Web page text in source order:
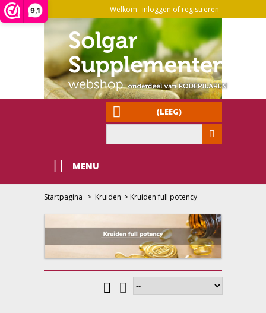
9,1 Welkom inloggen of registreren
(LEEG)
MENU
Startpagina > Kruiden > Kruiden full potency